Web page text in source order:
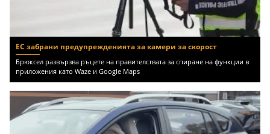
ЕС забрани предупрежденията за камери за скорост
Брюксел развързва ръцете на правителствата за спиране на функции в
приложения като Waze и Google Maps